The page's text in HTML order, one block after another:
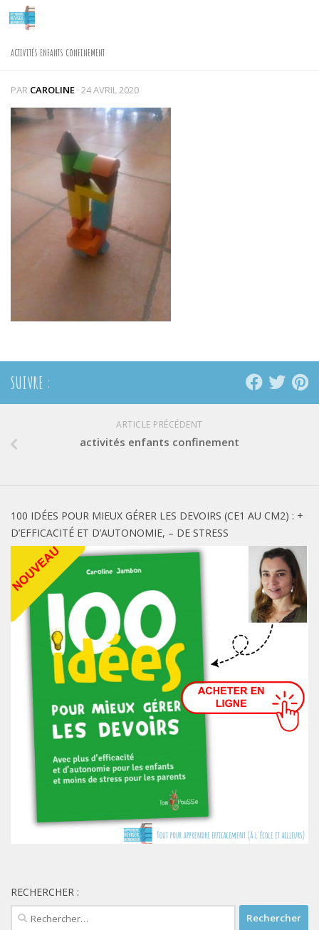
Skip to content
ACTIVITÉS ENFANTS CONFINEMENT
PAR CAROLINE · 24 AVRIL 2020
SUIVRE :
ARTICLE PRÉCÉDENT
activités enfants confinement
100 IDÉES POUR MIEUX GÉRER LES DEVOIRS (CE1 AU CM2) : +
D’EFFICACITÉ ET D’AUTONOMIE, – DE STRESS
RECHERCHER :
Rechercher :